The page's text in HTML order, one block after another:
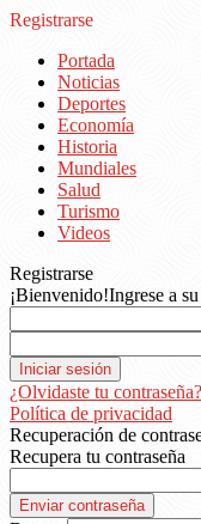
Registrarse
Portada
Noticias
Deportes
Economía
Historia
Mundiales
Salud
Turismo
Videos
Registrarse
¡Bienvenido!Ingrese a
¿Olvidaste tu contraseña?
Política de privacidad
Recuperación de
Recupera tu contraseña